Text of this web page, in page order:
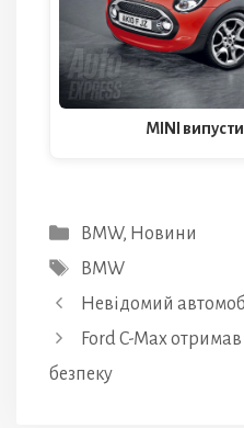
MINI
Категорії
BMW, Новини
Позначки
BMW
Невідомий
Ford C-Max
безпеку